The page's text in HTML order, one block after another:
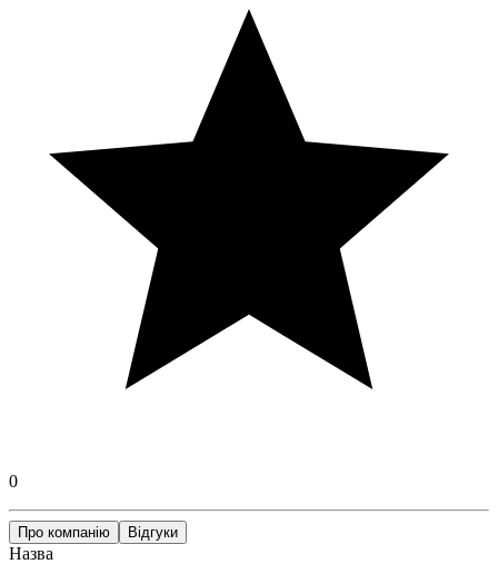
0
Про компанію Відгуки
Назва